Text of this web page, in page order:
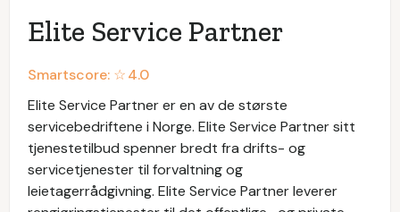
Elite Service Partner
Smartscore: ☆4.0
Elite Service Partner er en av de største
servicebedriftene i Norge. Elite Service Partner sitt
tjenestetilbud spenner bredt fra drifts- og
servicetjenester til forvaltning og
leietagerrådgivning. Elite Service Partner leverer